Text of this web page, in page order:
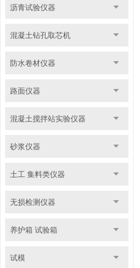
沥青试验仪器
混凝土钻孔取芯机
防水卷材仪器
路面仪器
混凝土搅拌站实验仪器
砂浆仪器
土工 集料类仪器
无损检测仪器
养护箱 试验箱
试模